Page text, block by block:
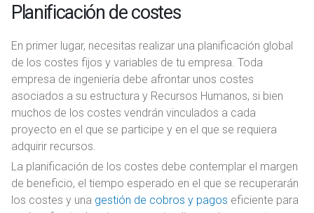
Planificación de costes
En primer lugar, necesitas realizar una planificación global
de los costes fijos y variables de tu empresa. Toda
empresa de ingeniería debe afrontar unos costes
asociados a su estructura y Recursos Humanos, si bien
muchos de los costes vendrán vinculados a cada
proyecto en el que se participe y en el que se requiera
adquirir recursos.
La planificación de los costes debe contemplar el margen
de beneficio, el tiempo esperado en el que se recuperarán
los costes y una gestión de cobros y pagos eficiente para